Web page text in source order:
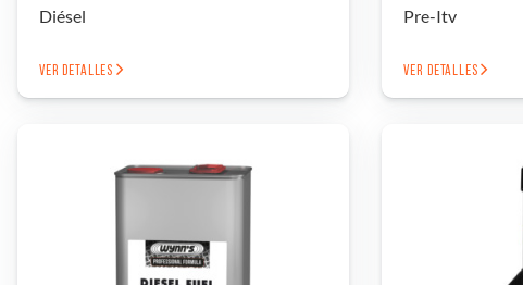
Diésel
VER DETALLES
Pre-Itv
VER DETALLES